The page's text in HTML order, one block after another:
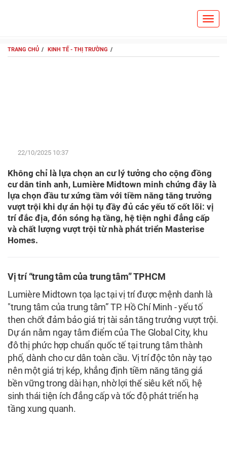
TRANG CHỦ KINH TẾ - THỊ TRƯỜNG
22/10/2025 10:37
Không chỉ là lựa chọn an cư lý tưởng cho cộng đồng
cư dân tinh anh, Lumière Midtown minh chứng đây là
lựa chọn đầu tư xứng tầm với tiềm năng tăng trưởng
vượt trội khi dự án hội tụ đầy đủ các yếu tố cốt lõi: vị
trí đắc địa, đón sóng hạ tầng, hệ tiện nghi đẳng cấp
và chất lượng vượt trội từ nhà phát triển Masterise
Homes.
Vị trí “trung tâm của trung tâm”TPHCM
Lumière Midtown tọa lạc tại vị trí được mệnh danh là
"trung tâm của trung tâm” TP. Hồ Chí Minh - yếu tố
then chốt đảm bảo giá trị tài sản tăng trưởng vượt trội.
Dự án nằm ngay tâm điểm của The Global City, khu
đô thị phức hợp chuẩn quốc tế tại trung tâm thành
phố, dành cho cư dân toàn cầu. Vị trí độc tôn này tạo
nên một giá trị kép, khẳng định tiềm năng tăng giá
bền vững trong dài hạn, nhờ lợi thế siêu kết nối, hệ
sinh thái tiện ích đẳng cấp và tốc độ phát triển hạ
tầng xung quanh.